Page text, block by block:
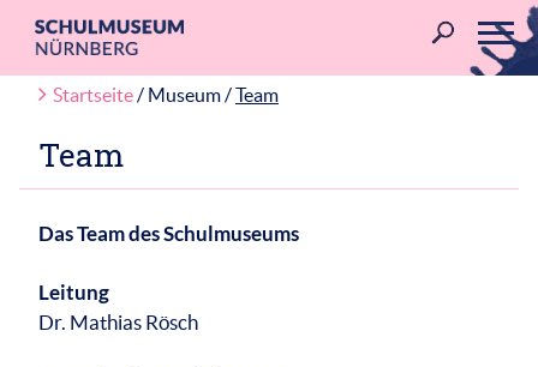
content
Startseite/ Museum /Team
Team
Das Team des Schulmuseums
Leitung
Dr. Mathias Rösch